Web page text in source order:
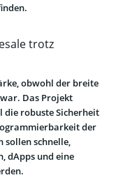
trotz
obwohl der breite
Das Projekt
robuste Sicherheit
der
sollen schnelle,
dApps und eine